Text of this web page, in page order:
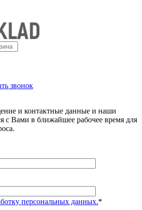
звонок
и контактные данные и наши
с Вами в ближайшее рабочее время для
персональных данных.*